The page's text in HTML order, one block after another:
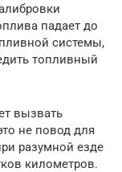
падает до
системы,
топливный
вызвать
не повод для
разумной езде
километров.